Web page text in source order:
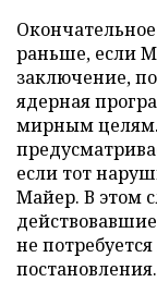
раньше, если
заключение,
ядерная
мирным
если тот
Майер. В этом
не
постановления.